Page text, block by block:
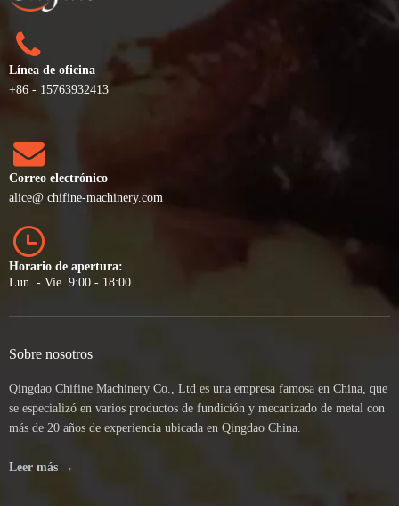
Línea de oficina
+86 - 15763932413
Correo electrónico
alice@ chifine-machinery.com
Horario de apertura:
Lun. - Vie. 9:00 - 18:00
Sobre nosotros
Qingdao Chifine Machinery Co., Ltd es una empresa famosa en China, que
se especializó en varios productos de fundición y mecanizado de metal con
más de 20 años de experiencia ubicada en Qingdao China.
Leer más →